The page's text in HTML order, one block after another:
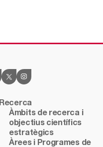
Recerca
Àmbits de recerca i
objectius científics
estratègics
Àrees i Programes de